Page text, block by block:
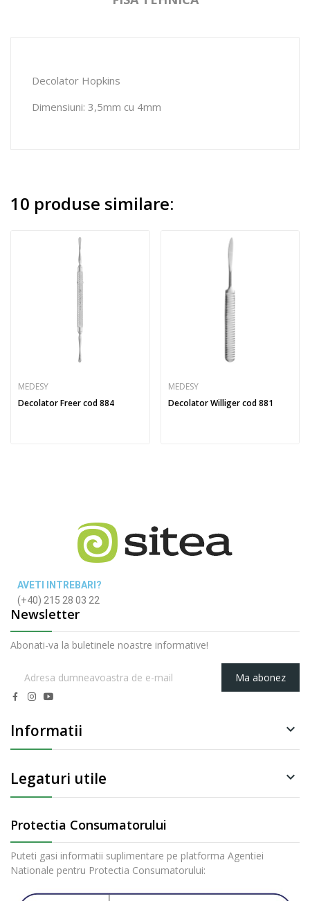
Decolator Hopkins
Dimensiuni: 3,5mm cu 4mm
10 produse similare:
MEDESY
Decolator Freer cod 884
MEDESY
Decolator Williger cod 881
AVETI INTREBARI?
(+40) 215 28 03 22
Newsletter
Abonati-va la buletinele noastre informative!
Ma abonez
Informatii 
Legaturi utile 
Protectia Consumatorului
Puteti gasi informatii suplimentare pe platforma Agentiei
Nationale pentru Protectia Consumatorului: